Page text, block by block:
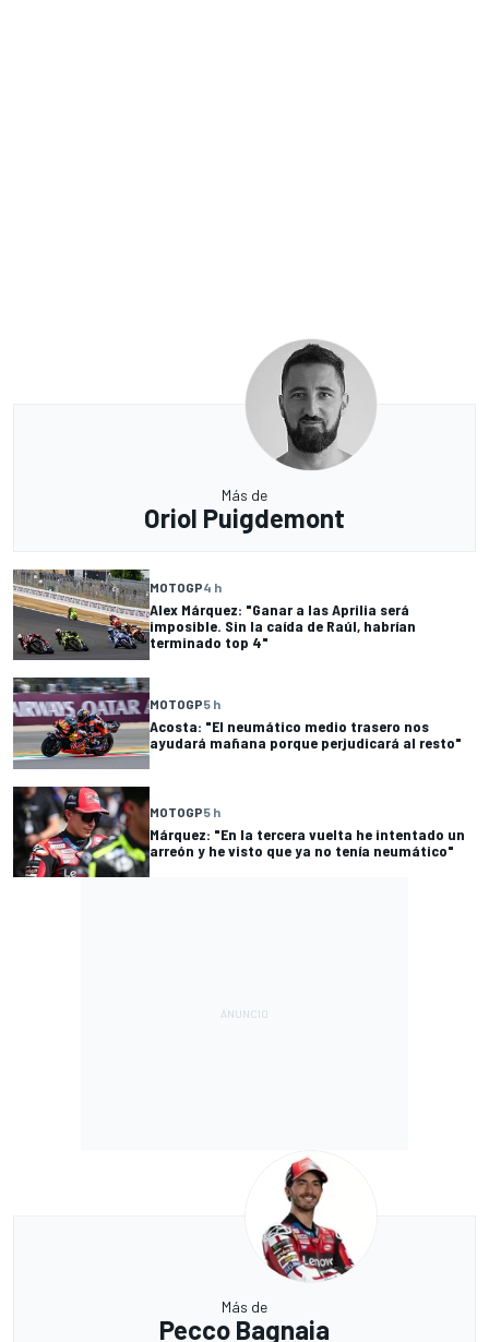
Más de
Oriol Puigdemont
MOTOGP4 h
Alex Márquez: "Ganar a las Aprilia será
imposible. Sin la caída de Raúl, habrían
terminado top 4"
MOTOGP5 h
Acosta: "El neumático medio trasero nos
ayudará mañana porque perjudicará al resto"
MOTOGP5 h
Márquez: "En la tercera vuelta he intentado un
arreón y he visto que ya no tenía neumático"
Más de
Pecco Bagnaia